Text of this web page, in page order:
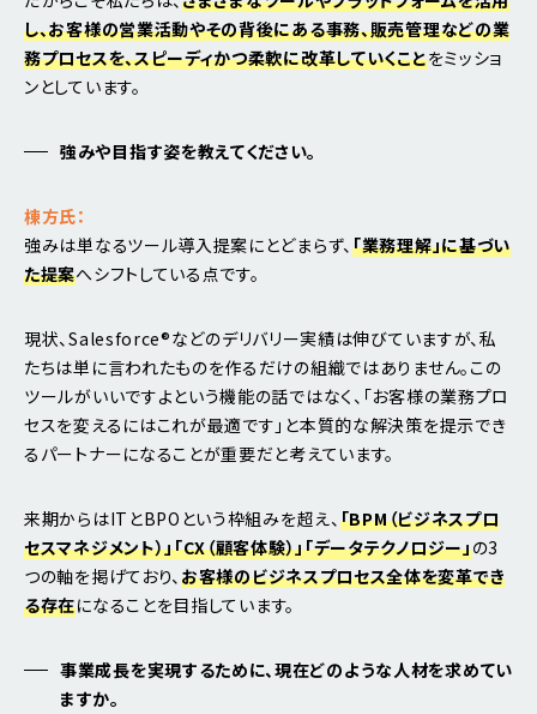
し、お客様の営業活動やその背後にある事務、販売管理などの業
務プロセスを、スピーディかつ柔軟に改革していくことをミッショ
ンとしています。
強みや目指す姿を教えてください。
棟方氏：
強みは単なるツール導入提案にとどまらず、「業務理解」に基づい
た提案へシフトしている点です。
現状、Salesforce®などのデリバリー実績は伸びていますが、私
たちは単に言われたものを作るだけの組織ではありません。この
ツールがいいですよという機能の話ではなく、「お客様の業務プロ
セスを変えるにはこれが最適です」と本質的な解決策を提示でき
るパートナーになることが重要だと考えています。
来期からはITとBPOという枠組みを超え、「BPM（ビジネスプロ
セスマネジメント）」「CX（顧客体験）」「データテクノロジー」の3
つの軸を掲げており、お客様のビジネスプロセス全体を変革でき
る存在になることを目指しています。
事業成長を実現するために、現在どのような人材を求めてい
ますか。